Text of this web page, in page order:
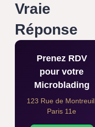
Vraie
Réponse
Prenez RDV
pour votre
Microblading
123 Rue de Montreuil,
Paris 11e